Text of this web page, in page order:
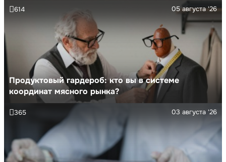
Продуктовый гардероб: кто вы в системе
координат мясного рынка?
05 августа '26
614
03 августа '26
365